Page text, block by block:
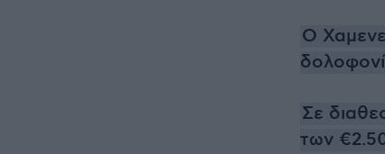
Ο
Σε
των